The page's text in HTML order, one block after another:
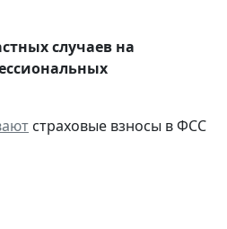
случаев на
страховые взносы в ФСС